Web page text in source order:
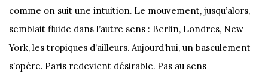
comme on suit une intuition. Le mouvement, jusqu’alors,
semblait fluide dans l’autre sens : Berlin, Londres, New
York, les tropiques d’ailleurs. Aujourd’hui, un basculement
s’opère. Paris redevient désirable. Pas au sens